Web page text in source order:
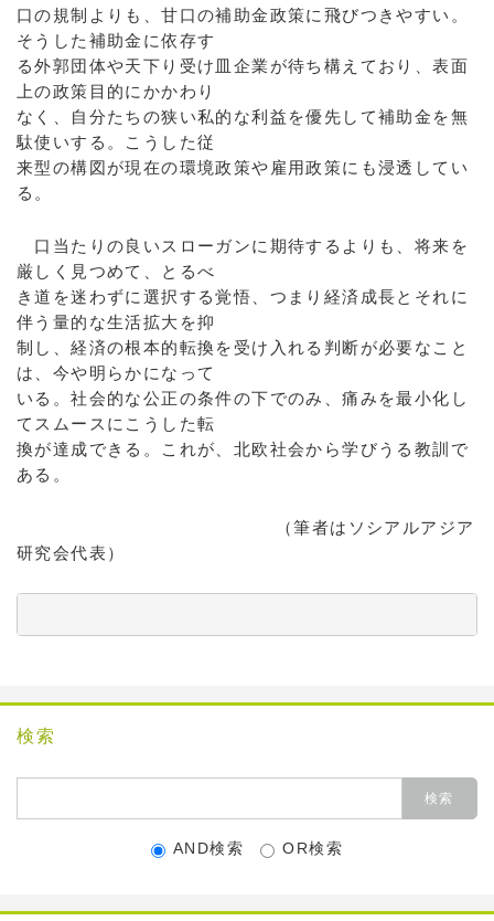
口の規制よりも、甘口の補助金政策に飛びつきやすい。
そうした補助金に依存す
る外郭団体や天下り受け皿企業が待ち構えており、表面
上の政策目的にかかわり
なく、自分たちの狭い私的な利益を優先して補助金を無
駄使いする。こうした従
来型の構図が現在の環境政策や雇用政策にも浸透してい
る。
口当たりの良いスローガンに期待するよりも、将来を
厳しく見つめて、とるべ
き道を迷わずに選択する覚悟、つまり経済成長とそれに
伴う量的な生活拡大を抑
制し、経済の根本的転換を受け入れる判断が必要なこと
は、今や明らかになって
いる。社会的な公正の条件の下でのみ、痛みを最小化し
てスムースにこうした転
換が達成できる。これが、北欧社会から学びうる教訓で
ある。
（筆者はソシアルアジア
研究会代表）
検索
AND検索 OR検索